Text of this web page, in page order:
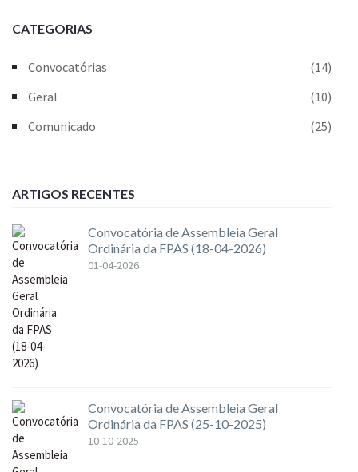
CATEGORIAS
Convocatórias
(14)
Geral
(10)
Comunicado
(25)
ARTIGOS RECENTES
Convocatória de Assembleia Geral
Ordinária da FPAS (18-04-2026)
01-04-2026
Convocatória de Assembleia Geral
Ordinária da FPAS (25-10-2025)
10-10-2025